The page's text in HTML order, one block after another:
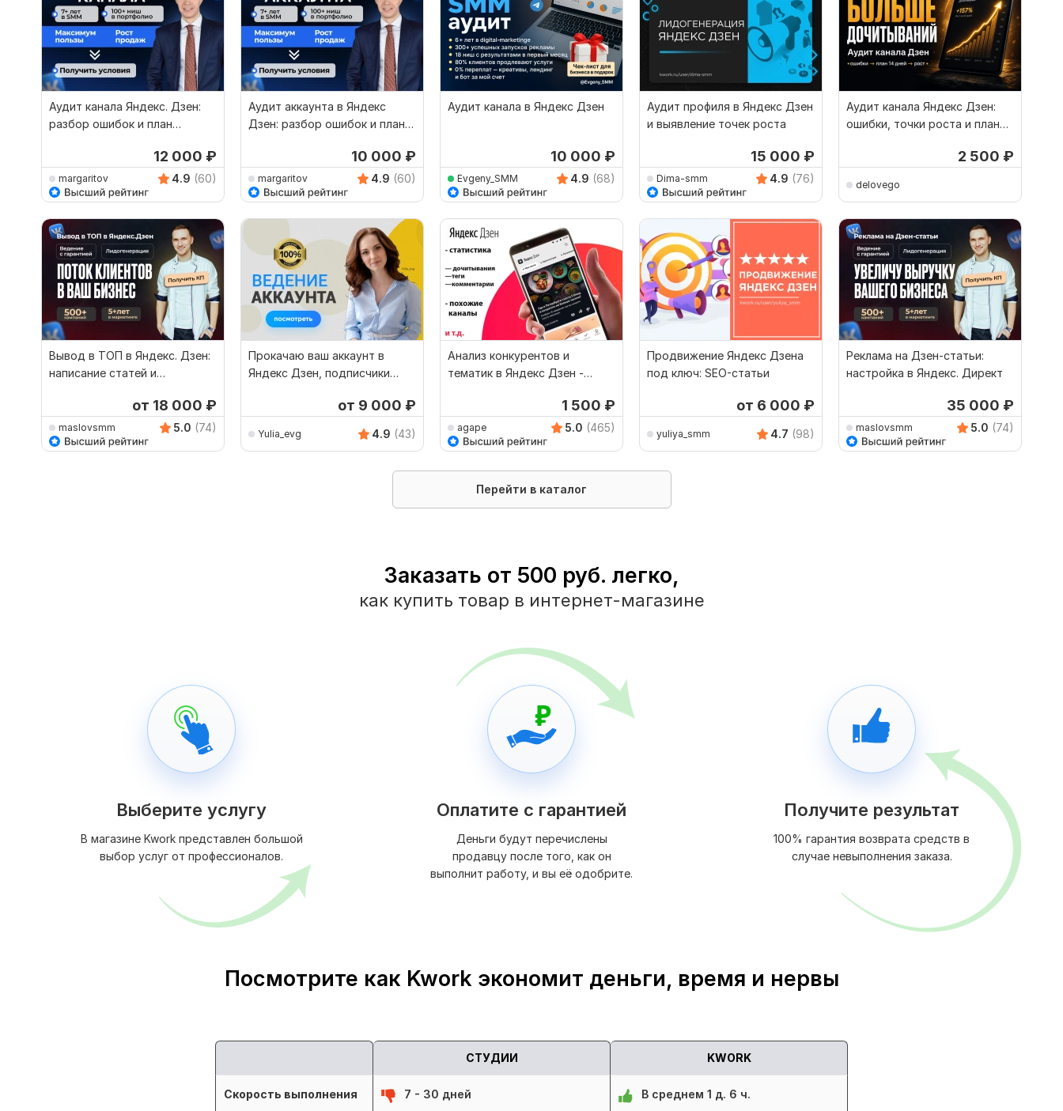
Аудит канала Яндекс. Дзен:
разбор ошибок и план
12 000 ₽
margaritov 4.9 (60)
Аудит аккаунта в Яндекс
Дзен: разбор ошибок и план
10 000 ₽
margaritov 4.9 (60)
Аудит канала в Яндекс Дзен
10 000 ₽
Evgeny_SMM 4.9 (68)
Аудит профиля в Яндекс Дзен
и выявление точек роста
15 000 ₽
Dima-smm 4.9 (76)
Аудит канала Яндекс Дзен:
ошибки, точки роста и план
2 500 ₽
delovego
Вывод в ТОП в Яндекс. Дзен:
написание статей и
от 18 000 ₽
maslovsmm 5.0 (74)
Прокачаю ваш аккаунт в
Яндекс Дзен, подписчики
от 9 000 ₽
Yulia_evg 4.9 (43)
Анализ конкурентов и
тематик в Яндекс Дзен -
1 500 ₽
agape 5.0 (465)
Продвижение Яндекс Дзена
под ключ: SEO-статьи
от 6 000 ₽
yuliya_smm 4.7 (98)
Реклама на Дзен-статьи:
настройка в Яндекс. Директ
35 000 ₽
maslovsmm 5.0 (74)
Перейти в каталог
Заказать от 500 руб. легко,
как купить товар в интернет-магазине
Выберите услугу
В магазине Kwork представлен большой
выбор услуг от профессионалов.
Оплатите с гарантией
Деньги будут перечислены
продавцу после того, как он
выполнит работу, и вы её одобрите.
Получите результат
100% гарантия возврата средств в
случае невыполнения заказа.
Посмотрите как Kwork экономит деньги, время и нервы
СТУДИИ KWORK
Скорость выполнения 7 - 30 дней В среднем 1 д. 6 ч.